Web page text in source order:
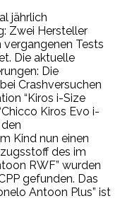
jährlich
Zwei Hersteller
Tests
Die aktuelle
Die
Crashversuchen
“Kiros i-Size
Kiros Evo i-
Kind nun einen
des im
RWF” wurden
gefunden. Das
Antoon Plus” ist